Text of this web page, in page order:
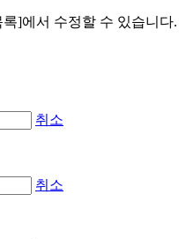
]에서 수정할 수 있습니다.
취소
취소